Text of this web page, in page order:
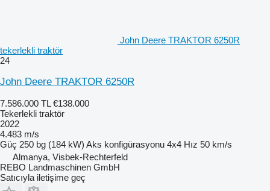
John Deere TRAKTOR 6250R
tekerlekli traktör
24
John Deere TRAKTOR 6250R
7.586.000 TL €138.000
Tekerlekli traktör
2022
4.483 m/s
Güç 250 bg (184 kW) Aks konfigürasyonu 4x4 Hız 50 km/s
Almanya, Visbek-Rechterfeld
REBO Landmaschinen GmbH
Satıcıyla iletişime geç